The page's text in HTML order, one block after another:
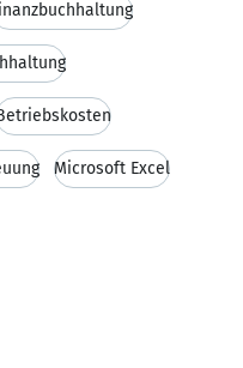
Microsoft Excel